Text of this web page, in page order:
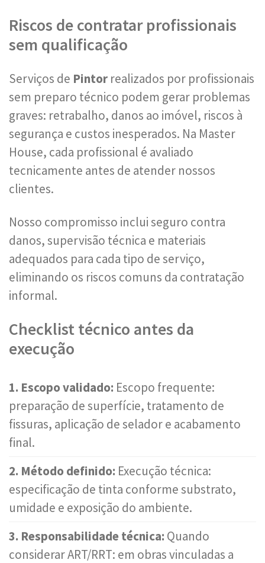
Riscos de contratar profissionais
sem qualificação
Serviços de Pintor realizados por profissionais
sem preparo técnico podem gerar problemas
graves: retrabalho, danos ao imóvel, riscos à
segurança e custos inesperados. Na Master
House, cada profissional é avaliado
tecnicamente antes de atender nossos
clientes.
Nosso compromisso inclui seguro contra
danos, supervisão técnica e materiais
adequados para cada tipo de serviço,
eliminando os riscos comuns da contratação
informal.
Checklist técnico antes da
execução
1. Escopo validado: Escopo frequente:
preparação de superfície, tratamento de
fissuras, aplicação de selador e acabamento
final.
2. Método definido: Execução técnica:
especificação de tinta conforme substrato,
umidade e exposição do ambiente.
3. Responsabilidade técnica: Quando
considerar ART/RRT: em obras vinculadas a